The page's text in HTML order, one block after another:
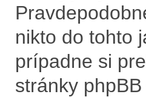
nikto do tohto
prípadne si
stránky